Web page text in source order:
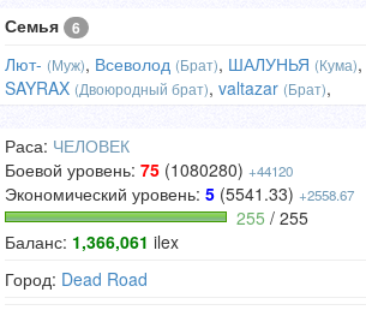
Семья 6
Лют- (Муж), Всеволод (Брат), ШАЛУНЬЯ (Кума),
SAYRAX (Двоюродный брат), valtazar (Брат),
Раса: ЧЕЛОВЕК
Боевой уровень: 75 (1080280) +44120
Экономический уровень: 5 (5541.33) +2558.67
255 / 255
Баланс: 1,366,061 ilex
Город: Dead Road